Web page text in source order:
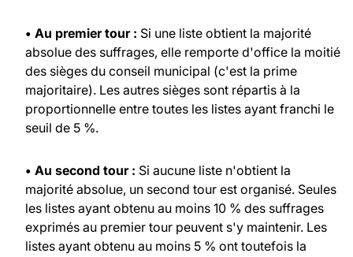
• Au premier tour : Si une liste obtient la majorité
absolue des suffrages, elle remporte d'office la moitié
des sièges du conseil municipal (c'est la prime
majoritaire). Les autres sièges sont répartis à la
proportionnelle entre toutes les listes ayant franchi le
seuil de 5 %.
• Au second tour : Si aucune liste n'obtient la
majorité absolue, un second tour est organisé. Seules
les listes ayant obtenu au moins 10 % des suffrages
exprimés au premier tour peuvent s'y maintenir. Les
listes ayant obtenu au moins 5 % ont toutefois la